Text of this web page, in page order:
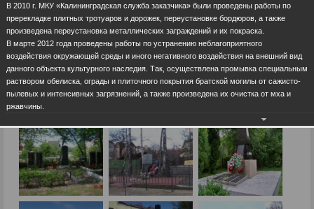
В 2010 г. МКУ «Калининградская служба заказчика» были проведены работы по
пререкладке плитных тротуаров и дорожек, переустановке бордюров, а также
произведена переустановка металлических заграждений и их покраска.
В марте 2012 года проведены работы по устранению неблагоприятного
воздействия окружающей среды и иного негативного воздействия на внешний вид
данного объекта культурного наследия. Так, осуществлена промывка специальным
раствором обелиска, ограды и плиточного покрытия братской могилы от сажисто-
пылевых и интенсивных загрязнений, а также произведена их очистка от мха и
ржавчины.